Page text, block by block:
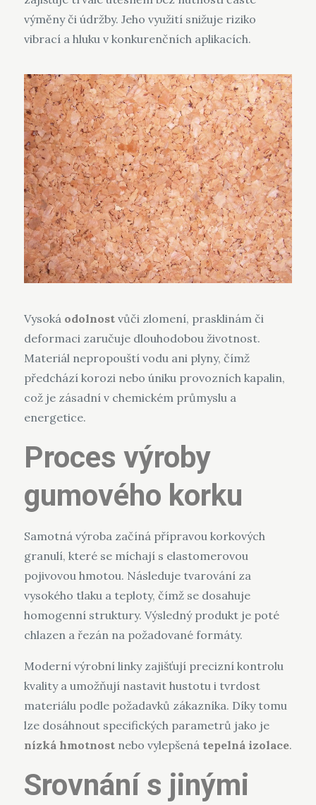
výměny či údržby. Jeho využití snižuje riziko
vibrací a hluku v konkurenčních aplikacích.
Vysoká odolnostvůči zlomení, prasklinám či
deformaci zaručuje dlouhodobou životnost.
Materiál nepropouští vodu ani plyny, čímž
předchází korozi nebo úniku provozních kapalin,
což je zásadní v chemickém průmyslu a
energetice.
Proces výroby
gumového korku
Samotná výroba začíná přípravou korkových
granulí, které se míchají s elastomerovou
pojivovou hmotou. Následuje tvarování za
vysokého tlaku a teploty, čímž se dosahuje
homogenní struktury. Výsledný produkt je poté
chlazen a řezán na požadované formáty.
Moderní výrobní linky zajišťují precizní kontrolu
kvality a umožňují nastavit hustotu i tvrdost
materiálu podle požadavků zákazníka. Díky tomu
lze dosáhnout specifických parametrů jako je
nízká hmotnostnebo vylepšená tepelná izolace.
Srovnání s jinými